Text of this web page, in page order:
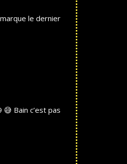
le dernier
Bain c’est pas